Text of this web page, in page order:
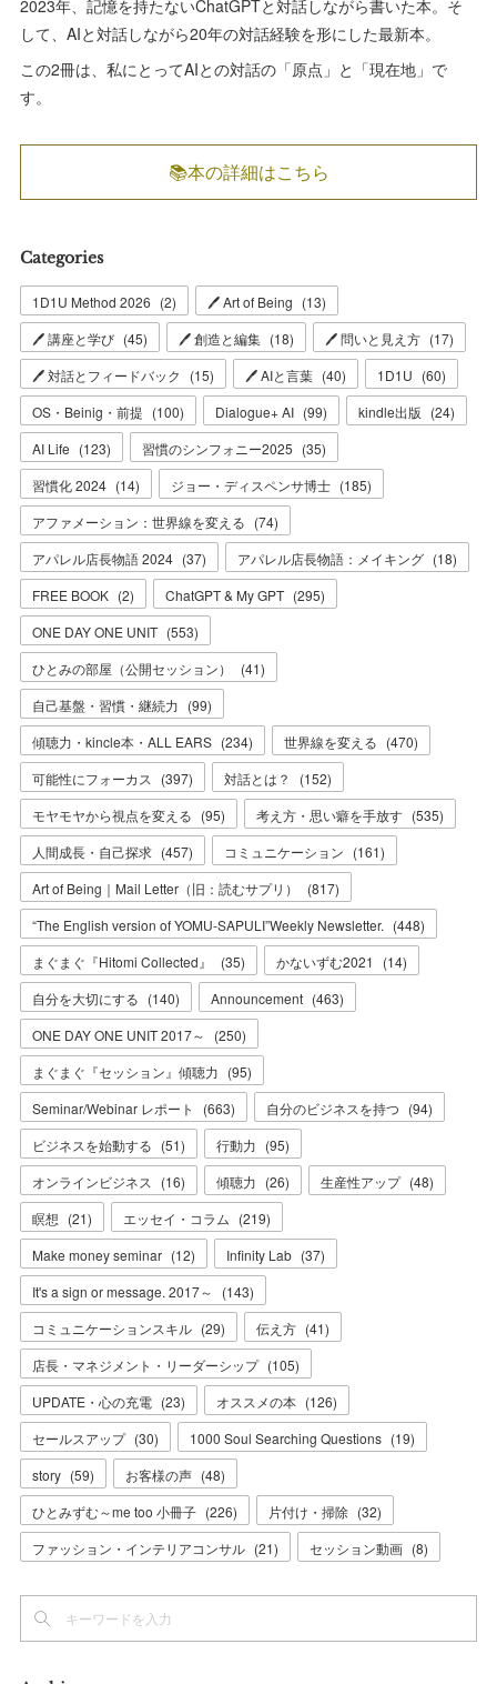
2023年、記憶を持たないChatGPTと対話しながら書いた本。そ
して、AIと対話しながら20年の対話経験を形にした最新本。
この2冊は、私にとってAIとの対話の「原点」と「現在地」で
す。
📚本の詳細はこちら
Categories
1D1U Method 2026 (2) 🖊 Art of Being (13)
🖊 講座と学び (45) 🖊 創造と編集 (18) 🖊 問いと見え方 (17)
🖊 対話とフィードバック
(15) 🖊 AIと言葉 (40) 1D1U (60)
OS・Beinig・前提 (100) Dialogue+ AI (99) kindle出版 (24)
AI Life (123) 習慣のシンフォニー2025 (35)
習慣化 2024 (14) ジョー・ディスペンサ博士 (185)
アファメーション：世界線を変える (74)
アパレル店長物語 2024 (37) アパレル店長物語：メイキング (18)
FREE BOOK (2) ChatGPT & My GPT (295)
ONE DAY ONE UNIT (553)
ひとみの部屋（公開セッション）
(41)
自己基盤・習慣・継続力 (99)
傾聴力・kincle本・ALL EARS (234) 世界線を変える (470)
可能性にフォーカス
(397) 対話とは？ (152)
モヤモヤから視点を変える (95) 考え方・思い癖を手放す (535)
人間成長・自己探求 (457) コミュニケーション (161)
Art of Being｜Mail Letter（旧：読むサプリ）
(817)
“The English version of YOMU-SAPULI”Weekly Newsletter. (448)
まぐまぐ『Hitomi Collected』
(35) かないずむ2021 (14)
自分を大切にする (140) Announcement (463)
ONE DAY ONE UNIT 2017～
(250)
まぐまぐ『セッション』傾聴力 (95)
Seminar/Webinar レポート
(663) 自分のビジネスを持つ (94)
ビジネスを始動する (51) 行動力 (95)
オンラインビジネス
(16) 傾聴力 (26) 生産性アップ (48)
瞑想 (21) エッセイ・コラム (219)
Make money seminar (12) Infinity Lab (37)
It's a sign or message. 2017～
(143)
コミュニケーションスキル (29) 伝え方 (41)
店長・マネジメント・リーダーシップ (105)
UPDATE・心の充電 (23) オススメの本 (126)
セールスアップ (30) 1000 Soul Searching Questions (19)
story (59) お客様の声 (48)
ひとみずむ～me too 小冊子 (226) 片付け・掃除 (32)
ファッション・インテリアコンサル (21) セッション動画 (8)